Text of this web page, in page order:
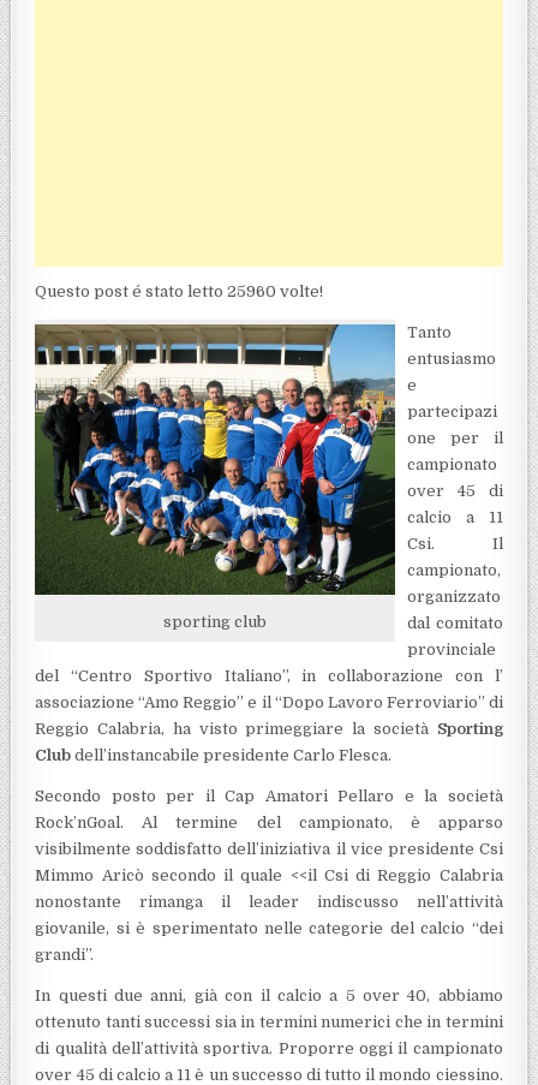
Questo post é stato letto 25960 volte!
sporting club
Tanto
entusiasmo
e
partecipazi
one per il
campionato
over 45 di
calcio a 11
Csi. Il
campionato,
organizzato
dal comitato
provinciale
del “Centro Sportivo Italiano”, in collaborazione con l’
associazione “Amo Reggio” e il “Dopo Lavoro Ferroviario” di
Reggio Calabria, ha visto primeggiare la società Sporting
Club dell’instancabile presidente Carlo Flesca.
Secondo posto per il Cap Amatori Pellaro e la società
Rock’nGoal. Al termine del campionato, è apparso
visibilmente soddisfatto dell’iniziativa il vice presidente Csi
Mimmo Aricò secondo il quale <<il Csi di Reggio Calabria
nonostante rimanga il leader indiscusso nell’attività
giovanile, si è sperimentato nelle categorie del calcio “dei
grandi”.
In questi due anni, già con il calcio a 5 over 40, abbiamo
ottenuto tanti successi sia in termini numerici che in termini
di qualità dell’attività sportiva. Proporre oggi il campionato
over 45 di calcio a 11 è un successo di tutto il mondo ciessino.